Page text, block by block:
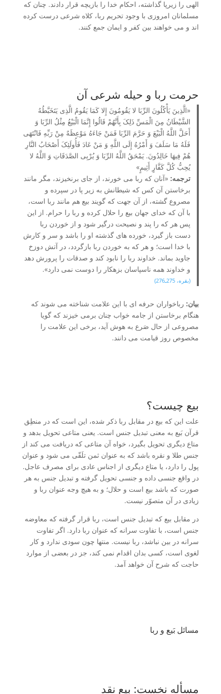
الهی را زیرپا گذاشته، احکام خدا را بازیچه قرار دادند. چنان که
مسلمانان امروزی با وجود تحریم ربا، کلاه شرعی درست کرده
اند و می خواهند بین کفر و ایمان جمع کنند.
حرمت ربا و حیله شرعی آن
«الَّذِینَ یَأْکُلُونَ الرِّبَا لا یَقُومُونَ إِلا کَمَا یَقُومُ الَّذِی یَتَخَبَّطُهُ
الشَّیْطَانُ مِنَ الْمَسِّ ذَلِکَ بِأَنَّهُمْ قَالُوا إِنَّمَا الْبَیْعُ مِثْلُ الرِّبَا وَ
أَحَلَّ اللَّهُ الْبَیْعَ وَ حَرَّمَ الرِّبَا فَمَنْ جَاءَهُ مَوْعِظَهٌ مِنْ رَبِّهِ فَانْتَهَى
فَلَهُ مَا سَلَفَ وَ أَمْرُهُ إِلَى اللَّهِ وَ مَنْ عَادَ فَأُولَئِکَ أَصْحَابُ النَّارِ
هُمْ فِیهَا خَالِدُونَ. یَمْحَقُ اللَّهُ الرِّبَا وَ یُرْبِی الصَّدَقَاتِ وَ اللَّهُ لا
یُحِبُّ کُلَّ کَفَّارٍ أَثِیمٍ»
ترجمه: «آنان که ربا می خورند، از جای برنخیزند، مگر مانند
برخاستن آن کس که شیطانش به زیر پا در سپرده و
مصروع گشته، از آن جهت که گویند بیع هم مانند ربا است،
با آن که خدای جهان بیع را حلال کرده و ربا را حرام. از این
پس هر که را پند و نصیحت درگیر شود و از خوردن ربا
دست باز گیرد، خورده های گذشته او را باشد و سر و کارش
با خدا است؛ و هر که به خوردن ربا بازگردد، در آتش دوزخ
جاوید بماند. خداوند ربا را نابود کند و صدقات را پرورش دهد
و خداوند همه ناسپاسان بزهکار را دوست نمی دارد».
(بقره، 275ـ276)
بیان: رباخواران حرفه ای با این علامت شناخته می شوند که
هنگام برخاستن از جامه خواب چنان برمی خیزند که گویا
مصروعی از حال صَرع به هوش آید، برخی این علامت را
مخصوص روز قیامت می دانند.
بیع چیست؟
علت این که بیع در مقابل ربا ذکر شده، این است که در منطِق
قرآن بَیع به معنی تبدیل جنس است. یعنی متاعی تحویل بدهد و
متاع دیگری تحویل بگیرد، خواه آن متاعی که دریافت می کند از
جنس طلا و نقره باشد که به عنوان ثمن تلَقّی می شود و عنوان
پول را دارد، یا متاع دیگری از اجناس عادی برای مصرف عاجل.
در واقع جنسی داده و جنسی تحویل گرفته و تبدیل جنس به هر
صورت که باشد بیع است و حلال؛ و به هیچ وجه عنوان ربا و
زیادی در آن متصوّر نیست.
در مقابل بیع که تبدیل جنس است، ربا قرار گرفته که معاوضه
جنس است، با تفاوت سرانه که عنوان ربا دارد. اگر تفاوت
سرانه در بین نباشد، ربا نیست. منتها چون سودی ندارد و کار
لغوی است، کسی بدان اقدام نمی کند، جز در بعضی از موارد
حاجت که شرح آن خواهد آمد.
مسائل بَیع و ربا
مسأله نخست: بیع نقد